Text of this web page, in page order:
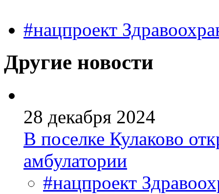
#нацпроект
Другие новости
28 декабря 2024
В поселке Кулаково
амбулатории
#нацпроект